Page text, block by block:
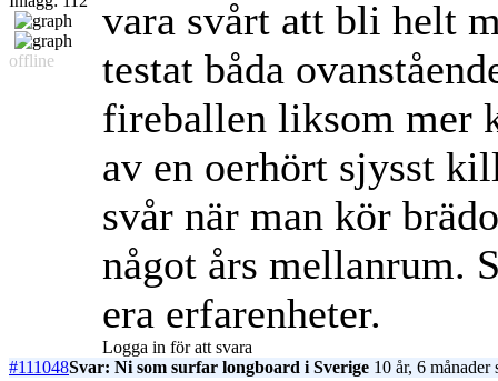
offline
vara svårt att bli helt
testat båda
fireballen liksom mer
av en oerhört sjysst
svår när man kör
något års mellanrum.
era erfarenheter.
Logga in för att svara
#111048Svar: Ni som surfar longboard i Sverige 10 år, 6 månader